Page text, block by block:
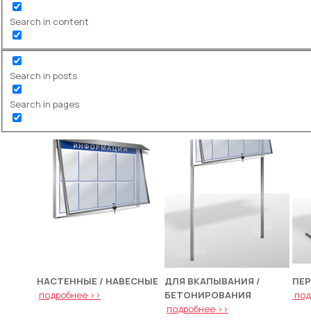
Search in content
Search in posts
Search in pages
НАСТЕННЫЕ / НАВЕСНЫЕ
подробнее >>
ДЛЯ ВКАПЫВАНИЯ /
БЕТОНИРОВАНИЯ
подробнее >>